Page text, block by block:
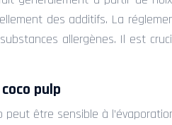
des additifs. La
allergènes. Il est
pulp
peut être sensible à